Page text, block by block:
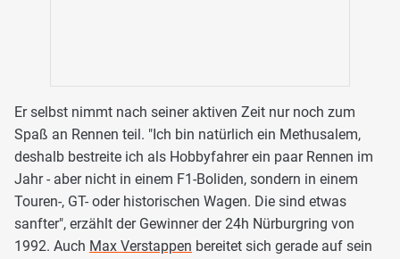
Er selbst nimmt nach seiner aktiven Zeit nur noch zum
Spaß an Rennen teil. "Ich bin natürlich ein Methusalem,
deshalb bestreite ich als Hobbyfahrer ein paar Rennen im
Jahr - aber nicht in einem F1-Boliden, sondern in einem
Touren-, GT- oder historischen Wagen. Die sind etwas
sanfter", erzählt der Gewinner der 24h Nürburgring von
1992. Auch Max Verstappen bereitet sich gerade auf sein